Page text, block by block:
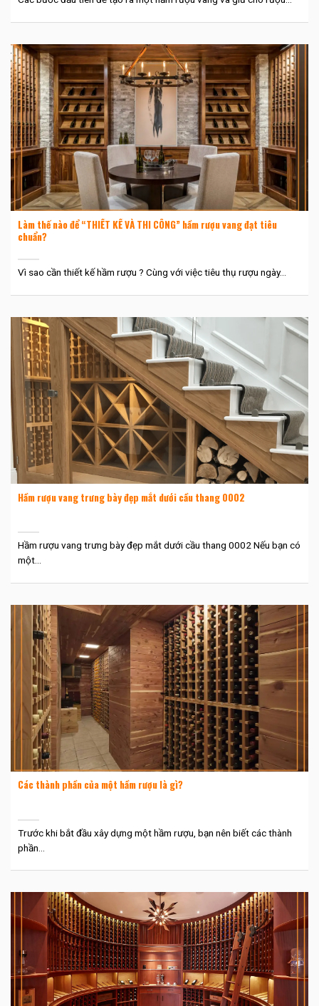
Làm thế nào để “THIẾT KẾ VÀ THI CÔNG” hầm rượu vang đạt tiêu
chuẩn?
Vì sao cần thiết kế hầm rượu ? Cùng với việc tiêu thụ rượu ngày...
Hầm rượu vang trưng bày đẹp mắt dưới cầu thang 0002
Hầm rượu vang trưng bày đẹp mắt dưới cầu thang 0002 Nếu bạn có
một...
Các thành phần của một hầm rượu là gì?
Trước khi bắt đầu xây dựng một hầm rượu, bạn nên biết các thành
phần...